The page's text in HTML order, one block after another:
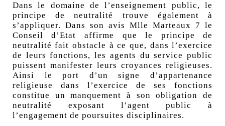
Dans le domaine de l’enseignement public, le
principe de neutralité trouve également à
s’appliquer. Dans son avis Mlle Marteaux 7 le
Conseil d’Etat affirme que le principe de
neutralité fait obstacle à ce que, dans l’exercice
de leurs fonctions, les agents du service public
puissent manifester leurs croyances religieuses.
Ainsi le port d’un signe d’appartenance
religieuse dans l’exercice de ses fonctions
constitue un manquement à son obligation de
neutralité exposant l’agent public à
l’engagement de poursuites disciplinaires.